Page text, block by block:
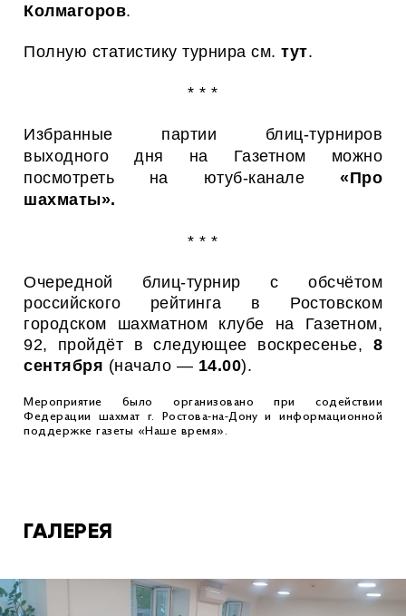
Колмагоров.
Полную статистику турнира см. тут.
* * *
Избранные партии блиц-турниров
выходного дня на Газетном можно
посмотреть на ютуб-канале «Про
шахматы».
* * *
Очередной блиц-турнир с обсчётом
российского рейтинга в Ростовском
городском шахматном клубе на Газетном,
92, пройдёт в следующее воскресенье, 8
сентября (начало — 14.00).
Мероприятие было организовано при содействии
Федерации шахмат г. Ростова-на-Дону и информационной
поддержке газеты «Наше время».
ГАЛЕРЕЯ